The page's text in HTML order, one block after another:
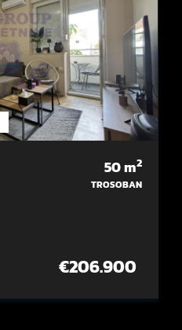
50m2
TROSOBAN
€206.900